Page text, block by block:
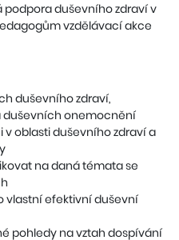
duševního zdraví v
vzdělávací akce
duševního zdraví,
duševních onemocnění
oblasti duševního zdraví a
na daná témata se
vlastní efektivní duševní
pohledy na vztah dospívání